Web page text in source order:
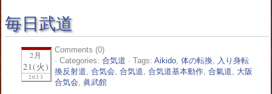
毎日武道
2月
21(火)
2023
Comments (0)
· Categories: 合気道 · Tags: Aikido, 体の転換, 入り身転
換反射道, 合気会, 合気道, 合気道基本動作, 合氣道, 大阪
合気会, 眞武館